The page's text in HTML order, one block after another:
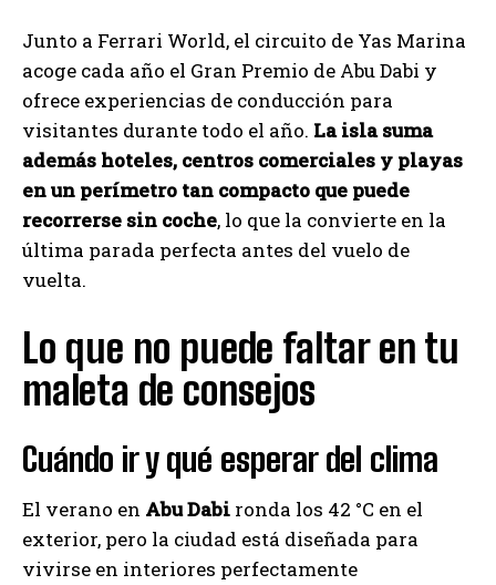
Junto a Ferrari World, el circuito de Yas Marina
acoge cada año el Gran Premio de Abu Dabi y
ofrece experiencias de conducción para
visitantes durante todo el año. La isla suma
además hoteles, centros comerciales y playas
en un perímetro tan compacto que puede
recorrerse sin coche, lo que la convierte en la
última parada perfecta antes del vuelo de
vuelta.
Lo que no puede faltar en tu
maleta de consejos
Cuándo ir y qué esperar del clima
El verano en Abu Dabi ronda los 42 °C en el
exterior, pero la ciudad está diseñada para
vivirse en interiores perfectamente